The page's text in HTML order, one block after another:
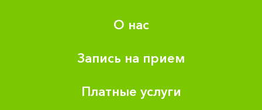
О нас
Запись на прием
Платные услуги